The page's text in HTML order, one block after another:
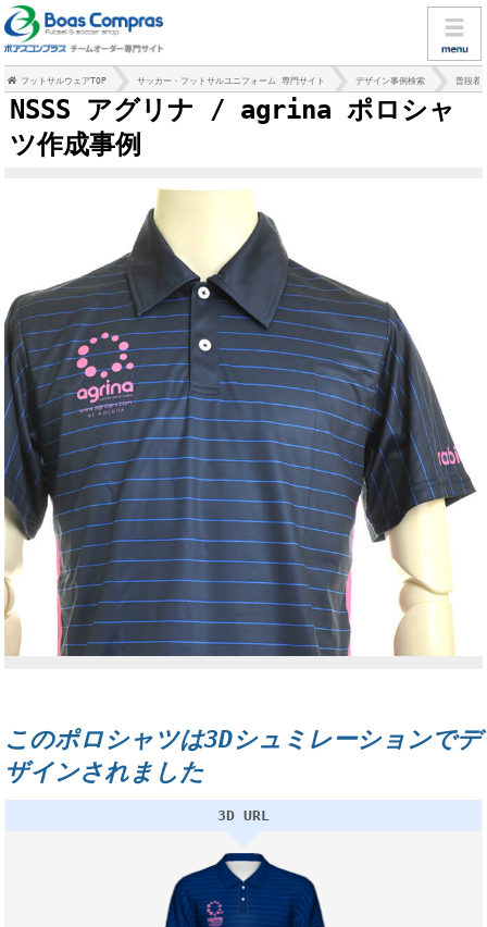
フットサルウェアTOP サッカー・フットサルユニフォーム 専門サイト デザイン事例検索 普段着
NSSS アグリナ / agrina ポロシャ
ツ作成事例
このポロシャツは3Dシュミレーションでデ
ザインされました
3D URL